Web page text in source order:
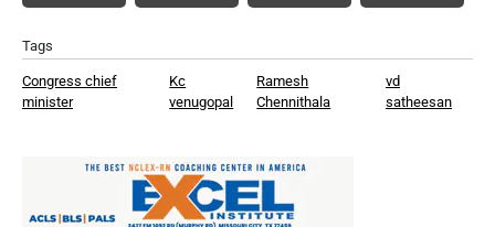
Tags
Congress chief
minister
Kc
venugopal
Ramesh
Chennithala
vd
satheesan